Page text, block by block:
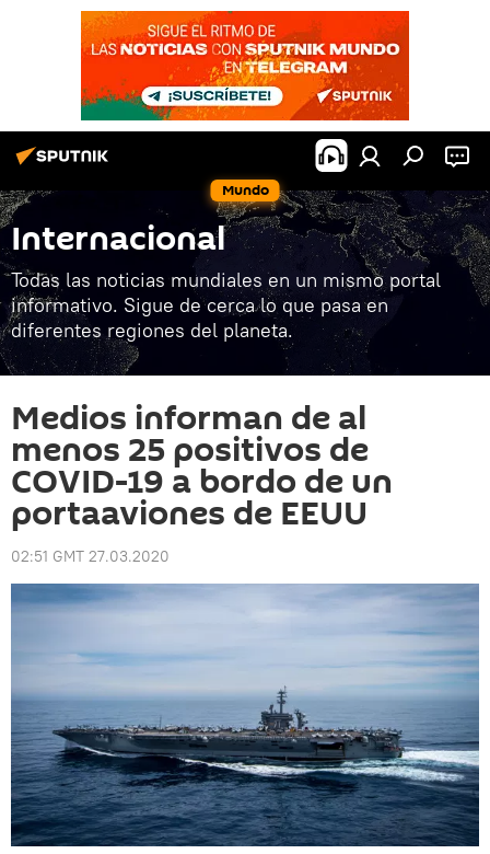
Mundo
Internacional
Todas las noticias mundiales en un mismo portal
informativo. Sigue de cerca lo que pasa en
diferentes regiones del planeta.
Medios informan de al
menos 25 positivos de
COVID-19 a bordo de un
portaaviones de EEUU
02:51 GMT 27.03.2020